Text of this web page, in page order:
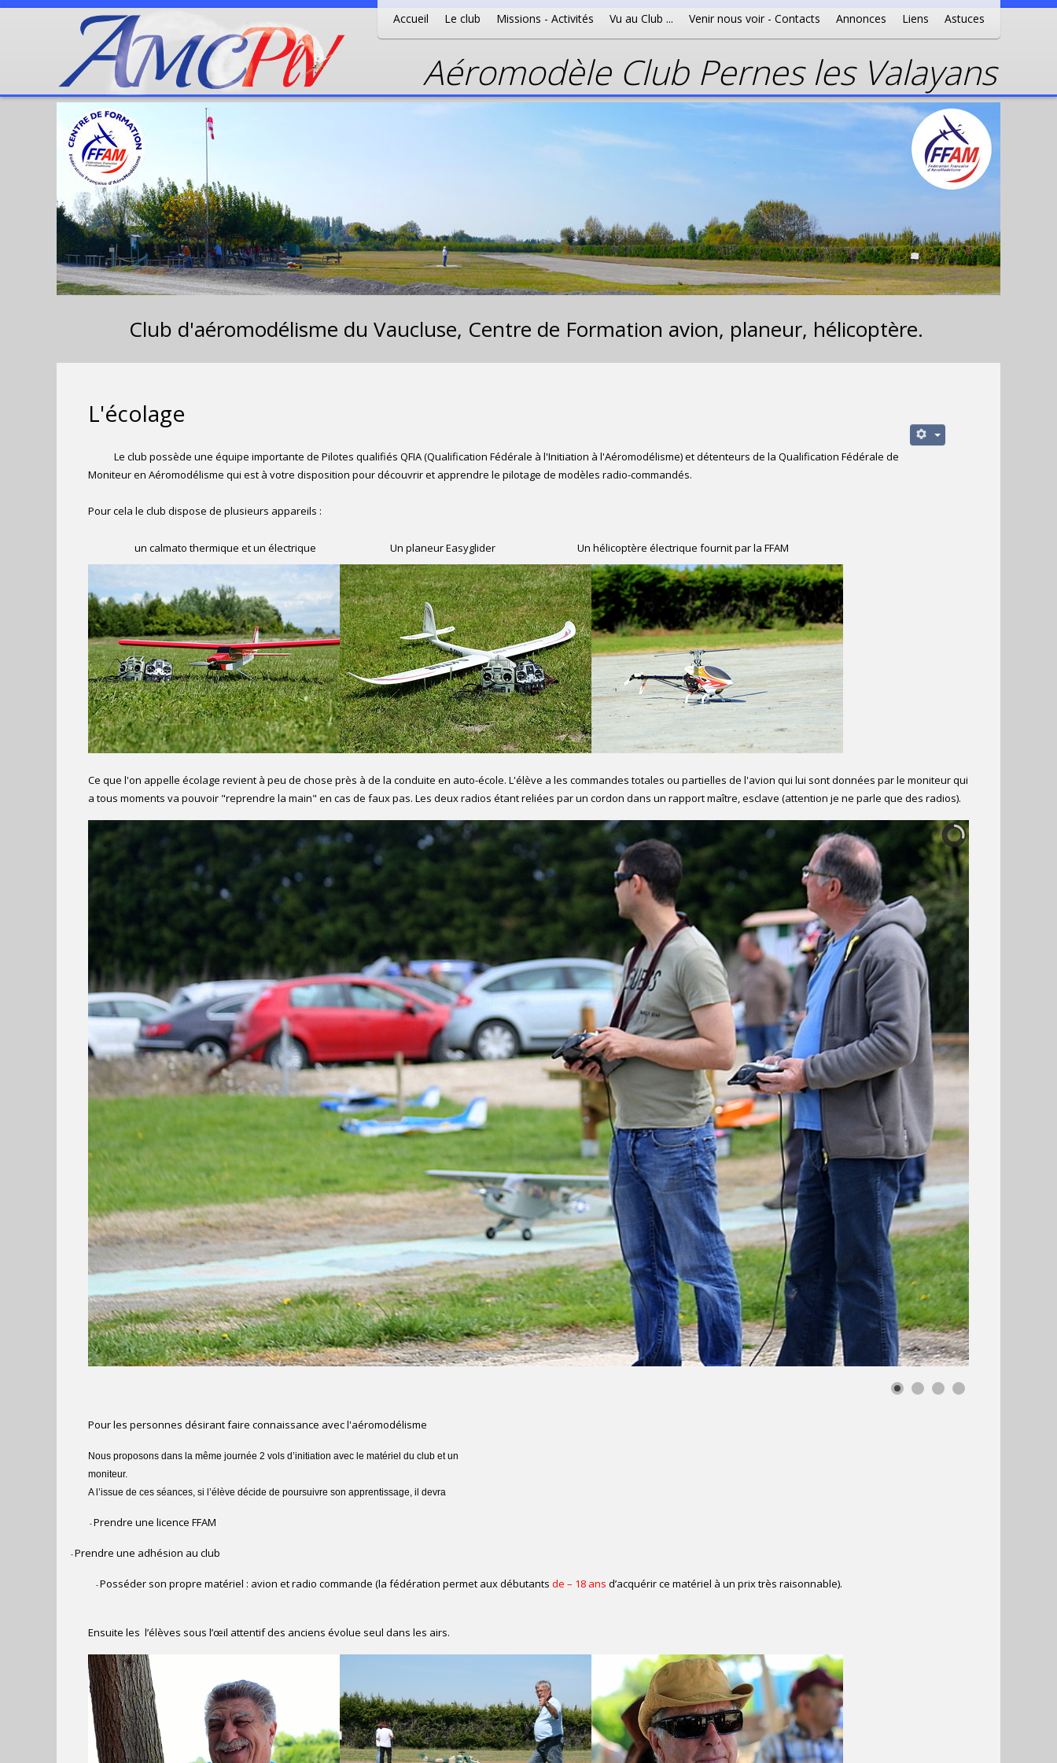
Accueil Le club Missions - Activités Vu au Club ... Venir nous voir - Contacts Annonces Liens Astuces
Aéromodèle Club Pernes les Valayans
Club d'aéromodélisme du Vaucluse, Centre de Formation avion, planeur, hélicoptère.
L'écolage
Le club possède une équipe importante de Pilotes qualifiés QFIA (Qualification Fédérale à l'Initiation à l'Aéromodélisme) et détenteurs de la Qualification Fédérale de
Moniteur en Aéromodélisme qui est à votre disposition pour découvrir et apprendre le pilotage de modèles radio-commandés.
Pour cela le club dispose de plusieurs appareils :
un calmato thermique et un électrique Un planeur Easyglider Un hélicoptère électrique fournit par la FFAM
Ce que l'on appelle écolage revient à peu de chose près à de la conduite en auto-école. L'élève a les commandes totales ou partielles de l'avion qui lui sont données par le moniteur qui
a tous moments va pouvoir "reprendre la main" en cas de faux pas. Les deux radios étant reliées par un cordon dans un rapport maître, esclave (attention je ne parle que des radios).
Pour les personnes désirant faire connaissance avec l'aéromodélisme
Nous proposons dans la même journée 2 vols d’initiation avec le matériel du club et un
moniteur.
A l’issue de ces séances, si l’élève décide de poursuivre son apprentissage, il devra
- Prendre une licence FFAM
- Prendre une adhésion au club
- Posséder son propre matériel : avion et radio commande (la fédération permet aux débutants de – 18 ans d’acquérir ce matériel à un prix très raisonnable).
Ensuite les l’élèves sous l’œil attentif des anciens évolue seul dans les airs.